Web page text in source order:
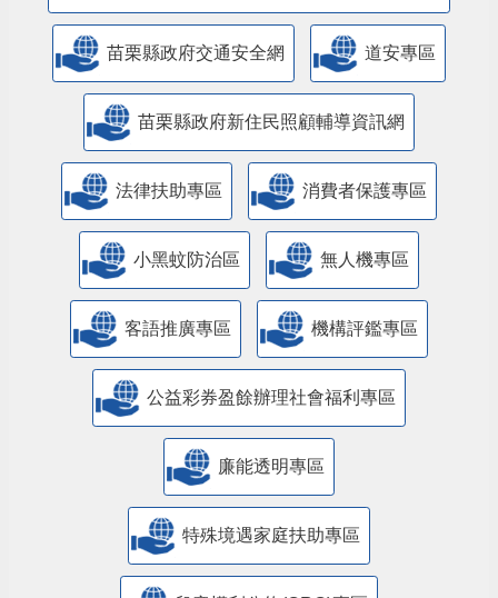
上申辦平臺
苗栗縣政府交通安全網 道安專區
苗栗縣政府新住民照顧輔導資訊網
法律扶助專區 消費者保護專區
小黑蚊防治區 無人機專區
客語推廣專區 機構評鑑專區
公益彩券盈餘辦理社會福利專區
廉能透明專區
特殊境遇家庭扶助專區